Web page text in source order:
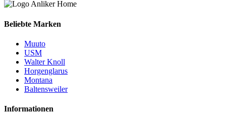
Beliebte Marken
Muuto
USM
Walter Knoll
Horgenglarus
Montana
Baltensweiler
Informationen